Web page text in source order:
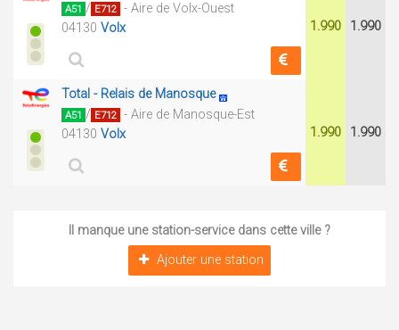
A51 / E712 - Aire de Volx-Ouest
04130 Volx 1.990 1.990
Total - Relais de Manosque
A51 / E712 - Aire de Manosque-Est
04130 Volx 1.990 1.990
Il manque une station-service dans cette ville ?
Ajouter une station